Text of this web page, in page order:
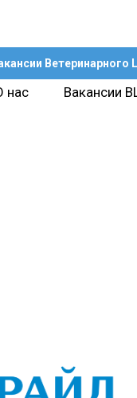
Ветеринарного
нас
Вакансии